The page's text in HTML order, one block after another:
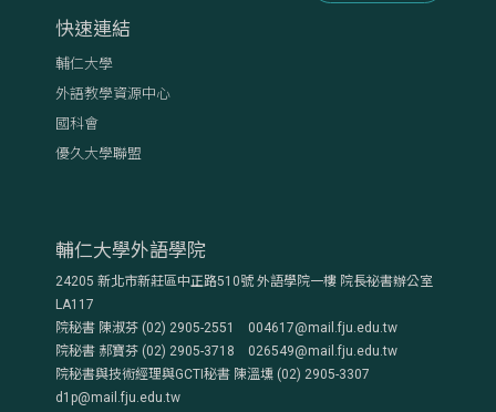
快速連結
輔仁大學
外語教學資源中心
國科會
優久大學聯盟
輔仁大學外語學院
24205 新北市新莊區中正路510號 外語學院一樓 院長祕書辦公室
LA117
院秘書 陳淑芬 (02) 2905-2551 004617@mail.fju.edu.tw
院秘書 郝寶芬 (02) 2905-3718 026549@mail.fju.edu.tw
院秘書與技術經理與GCTI秘書 陳溫壎 (02) 2905-3307
d1p@mail.fju.edu.tw